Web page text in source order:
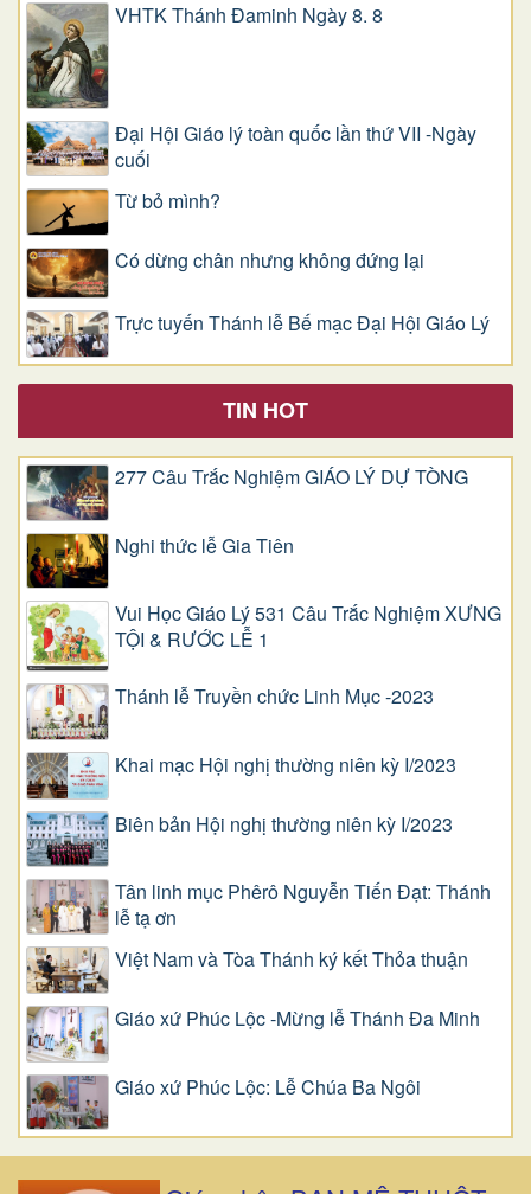
VHTK Thánh Đaminh Ngày 8. 8
Đại Hội Giáo lý toàn quốc lần thứ VII -Ngày
cuối
Từ bỏ mình?
Có dừng chân nhưng không đứng lại
Trực tuyến Thánh lễ Bế mạc Đại Hội Giáo Lý
TIN HOT
277 Câu Trắc Nghiệm GIÁO LÝ DỰ TÒNG
Nghi thức lễ Gia Tiên
Vui Học Giáo Lý 531 Câu Trắc Nghiệm XƯNG
TỘI & RƯỚC LỄ 1
Thánh lễ Truyền chức Linh Mục -2023
Khai mạc Hội nghị thường niên kỳ I/2023
Biên bản Hội nghị thường niên kỳ I/2023
Tân linh mục Phêrô Nguyễn Tiến Đạt: Thánh
lễ tạ ơn
Việt Nam và Tòa Thánh ký kết Thỏa thuận
Giáo xứ Phúc Lộc -Mừng lễ Thánh Đa Minh
Giáo xứ Phúc Lộc: Lễ Chúa Ba Ngôi